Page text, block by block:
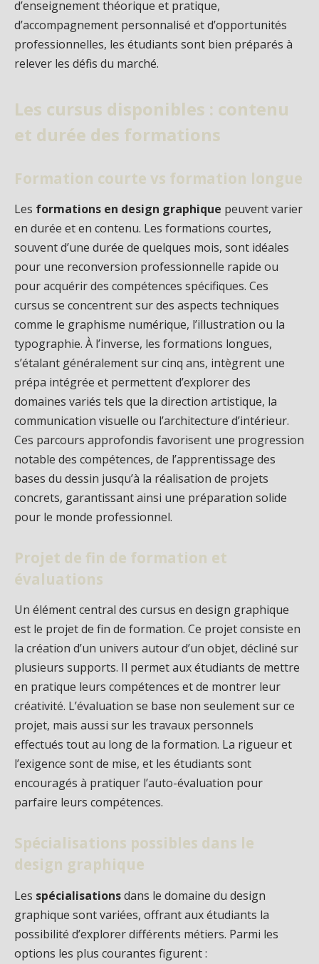
d’enseignement théorique et pratique,
d’accompagnement personnalisé et d’opportunités
professionnelles, les étudiants sont bien préparés à
relever les défis du marché.
Les cursus disponibles : contenu
et durée des formations
Formation courte vs formation longue
Les formations en design graphique peuvent varier
en durée et en contenu. Les formations courtes,
souvent d’une durée de quelques mois, sont idéales
pour une reconversion professionnelle rapide ou
pour acquérir des compétences spécifiques. Ces
cursus se concentrent sur des aspects techniques
comme le graphisme numérique, l’illustration ou la
typographie. À l’inverse, les formations longues,
s’étalant généralement sur cinq ans, intègrent une
prépa intégrée et permettent d’explorer des
domaines variés tels que la direction artistique, la
communication visuelle ou l’architecture d’intérieur.
Ces parcours approfondis favorisent une progression
notable des compétences, de l’apprentissage des
bases du dessin jusqu’à la réalisation de projets
concrets, garantissant ainsi une préparation solide
pour le monde professionnel.
Projet de fin de formation et
évaluations
Un élément central des cursus en design graphique
est le projet de fin de formation. Ce projet consiste en
la création d’un univers autour d’un objet, décliné sur
plusieurs supports. Il permet aux étudiants de mettre
en pratique leurs compétences et de montrer leur
créativité. L’évaluation se base non seulement sur ce
projet, mais aussi sur les travaux personnels
effectués tout au long de la formation. La rigueur et
l’exigence sont de mise, et les étudiants sont
encouragés à pratiquer l’auto-évaluation pour
parfaire leurs compétences.
Spécialisations possibles dans le
design graphique
Les spécialisationsdans le domaine du design
graphique sont variées, offrant aux étudiants la
possibilité d’explorer différents métiers. Parmi les
options les plus courantes figurent :